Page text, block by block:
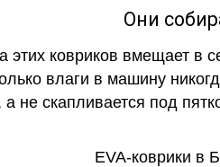
Они
этих ковриков вмещает в
влаги в машину
не скапливается под